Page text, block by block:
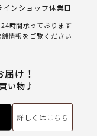
インショップ休業日
時間承っております
情報をご覧ください
け！
い物♪
詳しくはこちら